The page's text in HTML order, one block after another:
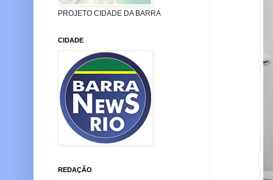
PROJETO CIDADE DA BARRA
CIDADE
REDAÇÃO